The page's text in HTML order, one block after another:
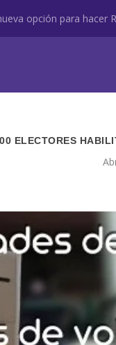
opción para hacer
ELECTORES